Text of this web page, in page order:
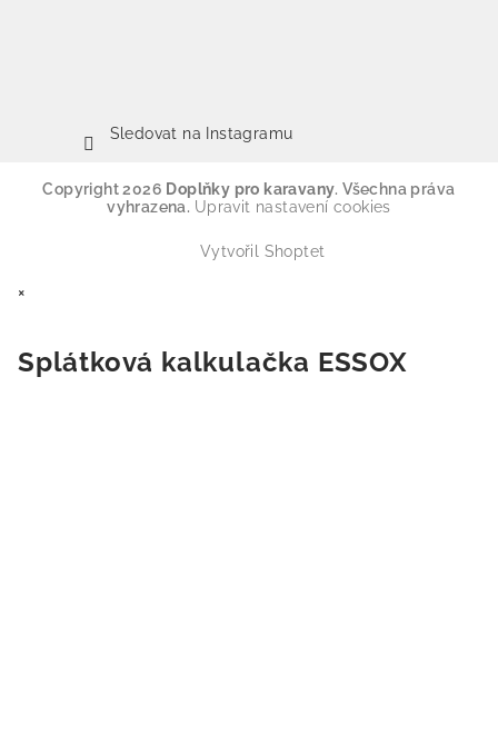
Sledovat na Instagramu
Copyright 2026 Doplňky pro karavany. Všechna práva
vyhrazena. Upravit nastavení cookies
Vytvořil Shoptet
×
Splátková kalkulačka ESSOX